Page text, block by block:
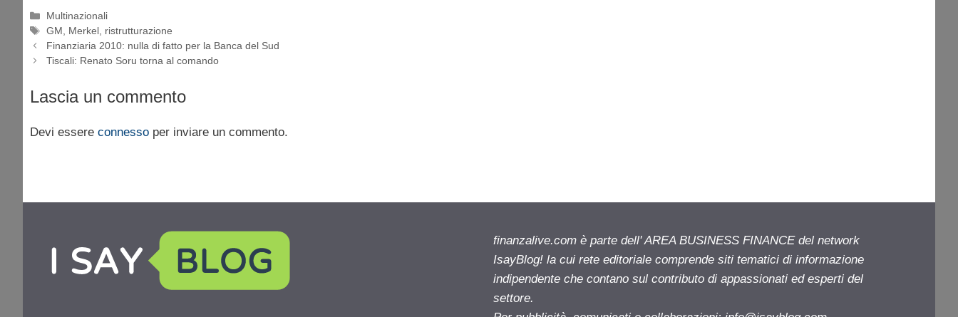
Categorie
Multinazionali
Tag
GM, Merkel, ristrutturazione
Finanziaria 2010: nulla di fatto per la Banca del Sud
Tiscali: Renato Soru torna al comando
Lascia un commento
Devi essere connesso per inviare un commento.
finanzalive.com è parte dell' AREA BUSINESS FINANCE del network
IsayBlog! la cui rete editoriale comprende siti tematici di informazione
indipendente che contano sul contributo di appassionati ed esperti del
settore.